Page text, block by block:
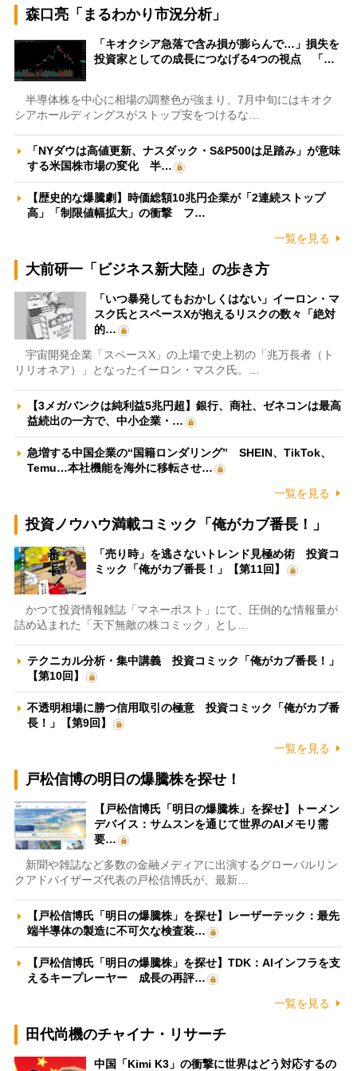
森口亮「まるわかり市況分析」
「キオクシア急落で含み損が膨らんで…」損失を
投資家としての成長につなげる4つの視点 「…
半導体株を中心に相場の調整色が強まり、7月中旬にはキオク
シアホールディングスがストップ安をつけるな…
「NYダウは高値更新、ナスダック・S&P500は足踏み」が意味
する米国株市場の変化 半…
【歴史的な爆騰劇】時価総額10兆円企業が「2連続ストップ
高」「制限値幅拡大」の衝撃 フ…
一覧を見る
大前研一「ビジネス新大陸」の歩き方
「いつ暴発してもおかしくはない」イーロン・マ
スク氏とスペースXが抱えるリスクの数々「絶対
的…
宇宙開発企業「スペースX」の上場で史上初の「兆万長者（ト
リリオネア）」となったイーロン・マスク氏。…
【3メガバンクは純利益5兆円超】銀行、商社、ゼネコンは最高
益続出の一方で、中小企業・…
急増する中国企業の“国籍ロンダリング” SHEIN、TikTok、
Temu…本社機能を海外に移転させ…
一覧を見る
投資ノウハウ満載コミック「俺がカブ番長！」
「売り時」を逃さないトレンド見極め術 投資コ
ミック「俺がカブ番長！」【第11回】
かつて投資情報雑誌「マネーポスト」にて、圧倒的な情報量が
詰め込まれた「天下無敵の株コミック」とし…
テクニカル分析・集中講義 投資コミック「俺がカブ番長！」
【第10回】
不透明相場に勝つ信用取引の極意 投資コミック「俺がカブ番
長！」【第9回】
一覧を見る
戸松信博の明日の爆騰株を探せ！
【戸松信博氏「明日の爆騰株」を探せ】トーメン
デバイス：サムスンを通じて世界のAIメモリ需
要…
新聞や雑誌など多数の金融メディアに出演するグローバルリン
クアドバイザーズ代表の戸松信博氏が、最新…
【戸松信博氏「明日の爆騰株」を探せ】レーザーテック：最先
端半導体の製造に不可欠な検査装…
【戸松信博氏「明日の爆騰株」を探せ】TDK：AIインフラを支
えるキープレーヤー 成長の再評…
一覧を見る
田代尚機のチャイナ・リサーチ
中国「Kimi K3」の衝撃に世界はどう対応するの